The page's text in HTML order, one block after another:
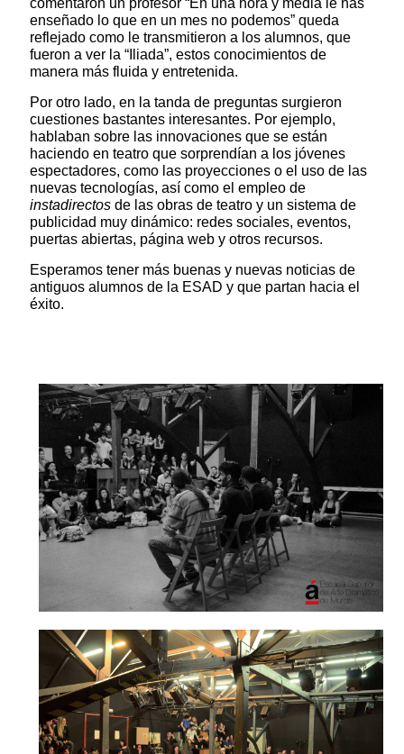
comentaron un profesor “En una hora y media le has
enseñado lo que en un mes no podemos” queda
reflejado como le transmitieron a los alumnos, que
fueron a ver la “Iliada”, estos conocimientos de
manera más fluida y entretenida.
Por otro lado, en la tanda de preguntas surgieron
cuestiones bastantes interesantes. Por ejemplo,
hablaban sobre las innovaciones que se están
haciendo en teatro que sorprendían a los jóvenes
espectadores, como las proyecciones o el uso de las
nuevas tecnologías, así como el empleo de
instadirectos de las obras de teatro y un sistema de
publicidad muy dinámico: redes sociales, eventos,
puertas abiertas, página web y otros recursos.
Esperamos tener más buenas y nuevas noticias de
antiguos alumnos de la ESAD y que partan hacia el
éxito.